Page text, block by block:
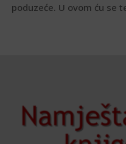
poduzeće. U ovom ću se